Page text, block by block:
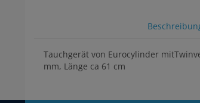
Tauchgerät von Eurocylinder
mm, Länge ca 61 cm